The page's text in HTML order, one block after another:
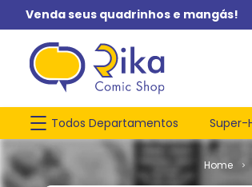
Venda seus quadrinhos e mangás!
Todos Departamentos Super-